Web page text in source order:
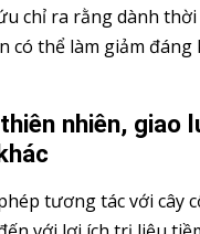
chỉ ra rằng dành
thể làm giảm đáng
nhiên, giao
tương tác với cây